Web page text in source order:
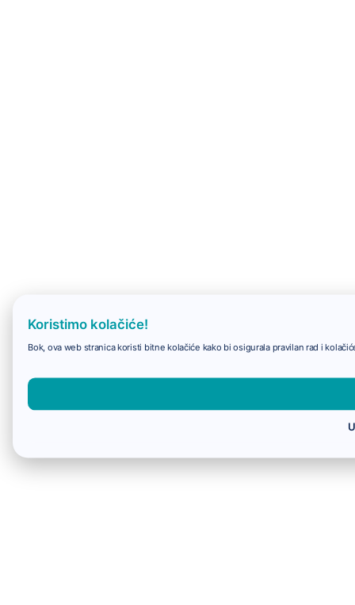
Koristimo kolačiće!
Bok, ova web stranica koristi bitne kolačiće kako bi osigurala pravilan rad i